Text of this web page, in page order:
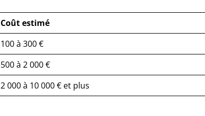
Coût estimé
100 à 300 €
500 à 2 000 €
2 000 à 10 000 € et plus